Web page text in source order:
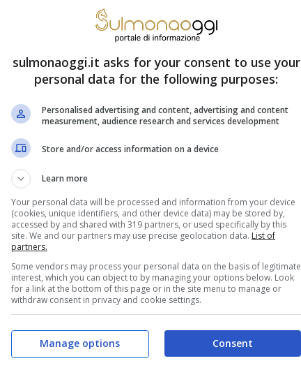
il licenziamento disciplinare consente di
la NASPI anche con le dimissioni. Anche
manifesta volontà del lavoratore di
c’è una giusta causa la NASPI non
anche chi si dimette,
Ministero del Lavoro
fatto delle dimissioni che un lavoratore dà
da fattori esterni alla stessa volontà
date perché il lavoratore è stato portato
queste non sono riconducibili alla
sulmonaoggi.it asks for your consent to use your
personal data for the following purposes:
Personalised advertising and content, advertising and content
measurement, audience research and services development
Store and/or access information on a device
Learn more
Your personal data will be processed and information from your device
(cookies, unique identifiers, and other device data) may be stored by,
accessed by and shared with 319 partners, or used specifically by this
site. We and our partners may use precise geolocation data. List of
partners.
Some vendors may process your personal data on the basis of legitimate
interest, which you can object to by managing your options below. Look
for a link at the bottom of this page or in the site menu to manage or
withdraw consent in privacy and cookie settings.
Consent
Manage options